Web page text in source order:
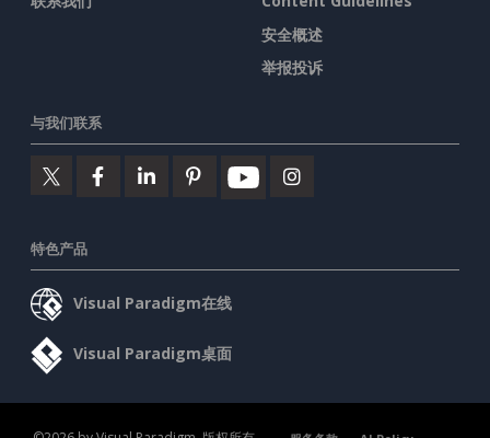
安全概述
举报投诉
与我们联系
特色产品
Visual Paradigm在线
Visual Paradigm桌面